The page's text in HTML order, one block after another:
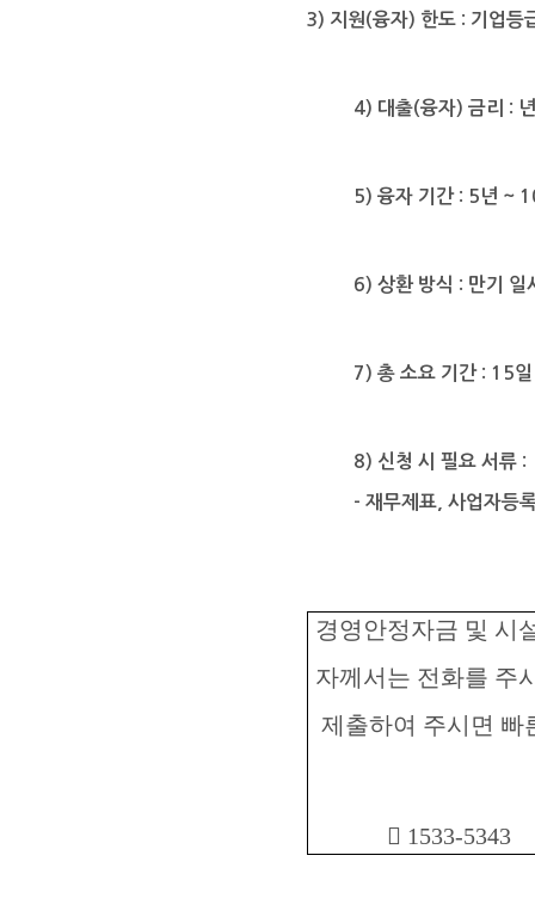
3) 지원 (융자) 한도 : 기업등
4) 대출(융자)금리 :
5)융자 기간 : 5 년 ~
6)상환 방식 : 만기 일
7)총 소요 기간 : 15
8) 신청 시 필요 서류 :
-재무제표 ,사업자등
경영안정자금 및 시
자께서는 전화를 주
제출하여 주시면 빠
 1533-5343